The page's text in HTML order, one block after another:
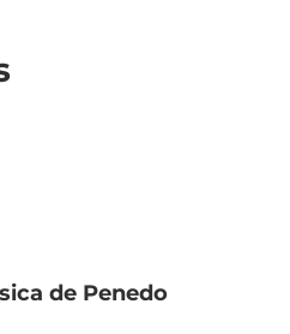
de Penedo